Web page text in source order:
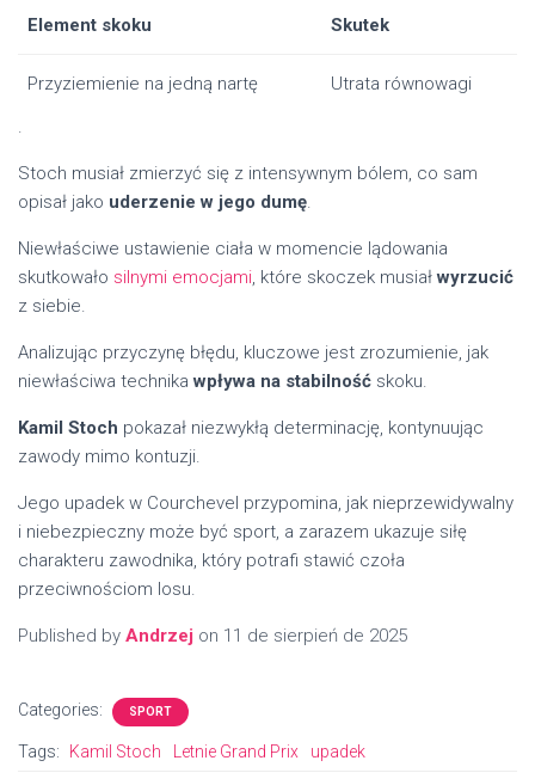
Element skoku Skutek
Przyziemienie na jedną nartę
Utrata równowagi
.
Stoch musiał zmierzyć się z intensywnym bólem, co sam
opisał jako uderzenie w jego dumę.
Niewłaściwe ustawienie ciała w momencie lądowania
skutkowało silnymi emocjami, które skoczek musiałwyrzucić
z siebie.
Analizując przyczynę błędu, kluczowe jest zrozumienie, jak
niewłaściwa technikawpływa na stabilność skoku.
Kamil Stoch pokazał niezwykłą determinację, kontynuując
zawody mimo kontuzji.
Jego upadek w Courchevel przypomina, jak nieprzewidywalny
i niebezpieczny może być sport, a zarazem ukazuje siłę
charakteru zawodnika, który potrafi stawić czoła
przeciwnościom losu.
Published by Andrzej on 11 de sierpień de 2025
Categories: SPORT
Tags: Kamil Stoch Letnie Grand Prix upadek